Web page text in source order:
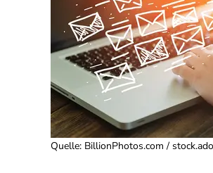
Quelle: BillionPhotos.com /